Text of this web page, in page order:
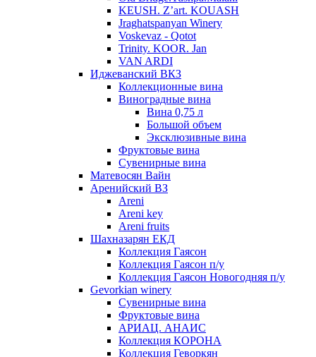
KEUSH. Z’art. KOUASH
Jraghatspanyan Winery
Voskevaz - Qotot
Trinity. KOOR. Jan
VAN ARDI
Иджеванский ВКЗ
Коллекционные вина
Виноградные вина
Вина 0,75 л
Большой объем
Эксклюзивные вина
Фруктовые вина
Cувенирные вина
Матевосян Вайн
Аренийский ВЗ
Areni
Areni key
Areni fruits
Шахназарян ЕКД
Коллекция Гаясон
Коллекция Гаясон п/у
Коллекция Гаясон Новогодняя п/у
Gevorkian winery
Сувенирные вина
Фруктовые вина
АРИАЦ. АНАИС
Коллекция КОРОНА
Коллекция Геворкян